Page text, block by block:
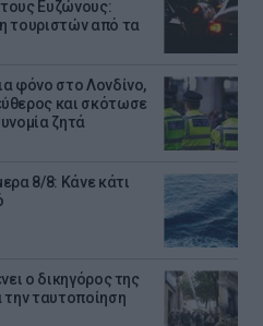
Ευζώνους:
τουριστών από τα
φόνο στο Λονδίνο,
και σκότωσε
ζητά
8/8: Κάνε κάτι
ο δικηγόρος της
την ταυτοποίηση